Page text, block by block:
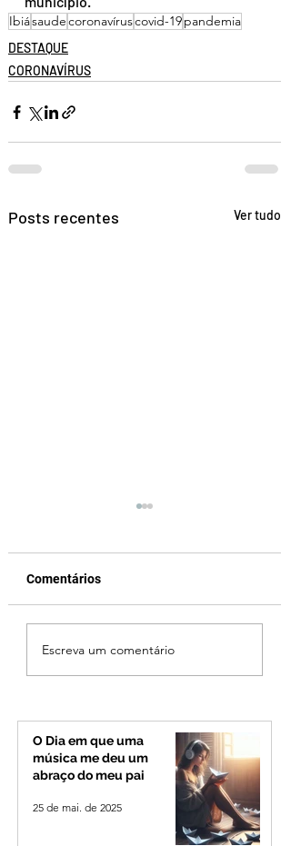
Ibiásaudecoronavíruscovid-19pandemia
DESTAQUE
CORONAVÍRUS
Posts recentes Ver tudo
Fechamento da Ponte
Quinca Mariano muda
rotina de turistas e
Minas e Goiás
Comentários
Escreva um comentário
O Dia em que uma
música me deu um
abraço do meu pai
25 de mai. de 2025